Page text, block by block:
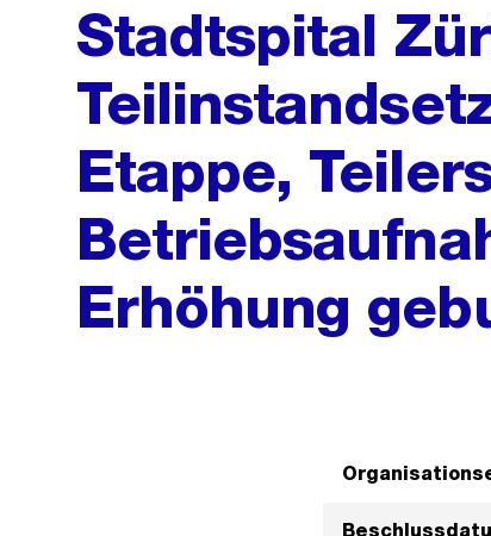
Stadtspital
Etappe,
Erhöhung